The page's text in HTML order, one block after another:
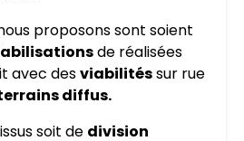
proposons sont soient
de réalisées
avec desviabilitéssur rue
diffus.
soit de division